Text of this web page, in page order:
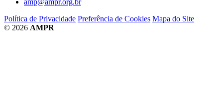
amp@ampr.org.br
Política de Privacidade Preferência de Cookies Mapa do Site
© 2026 AMPR